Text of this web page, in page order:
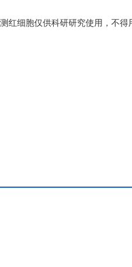
红细胞仅供科研研究使用，不